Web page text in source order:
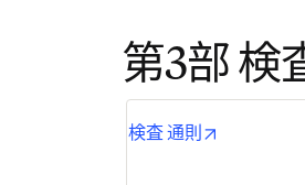
第3部 検
検査 通則